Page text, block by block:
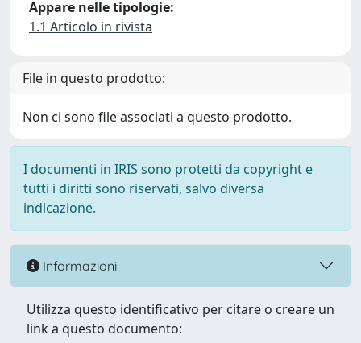
Appare nelle tipologie:
1.1 Articolo in rivista
File in questo prodotto:
Non ci sono file associati a questo prodotto.
I documenti in IRIS sono protetti da copyright e
tutti i diritti sono riservati, salvo diversa
indicazione.
Informazioni
Utilizza questo identificativo per citare o creare un
link a questo documento: